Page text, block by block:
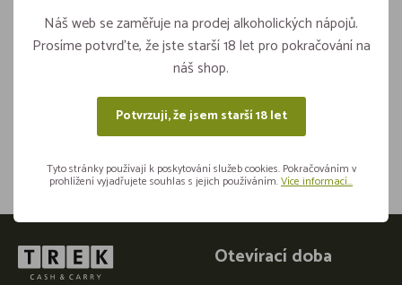
ks Vložit do košíku
Sdílejte na sítích
Otevírací doba
Náš web se zaměřuje na prodej alkoholických nápojů.
Prosíme potvrďte, že jste starší 18 let pro pokračování na
náš shop.
Potvrzuji, že jsem starší 18 let
Tyto stránky používají k poskytování služeb cookies. Pokračováním v
prohlížení vyjadřujete souhlas s jejich používáním.Více informací...